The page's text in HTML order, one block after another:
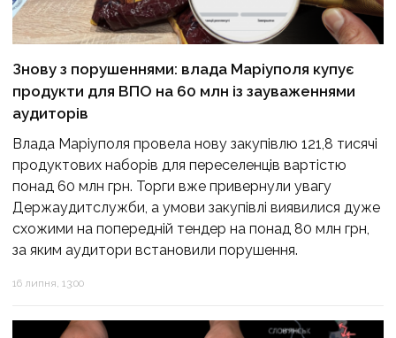
Знову з порушеннями: влада Маріуполя купує
продукти для ВПО на 60 млн із зауваженнями
аудиторів
Влада Маріуполя провела нову закупівлю 121,8 тисячі
продуктових наборів для переселенців вартістю
понад 60 млн грн. Торги вже привернули увагу
Держаудитслужби, а умови закупівлі виявилися дуже
схожими на попередній тендер на понад 80 млн грн,
за яким аудитори встановили порушення.
16 липня, 13:00